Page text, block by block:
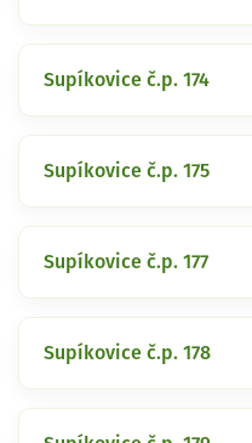
Supíkovice č.p. 174
Supíkovice č.p. 175
Supíkovice č.p. 177
Supíkovice č.p. 178